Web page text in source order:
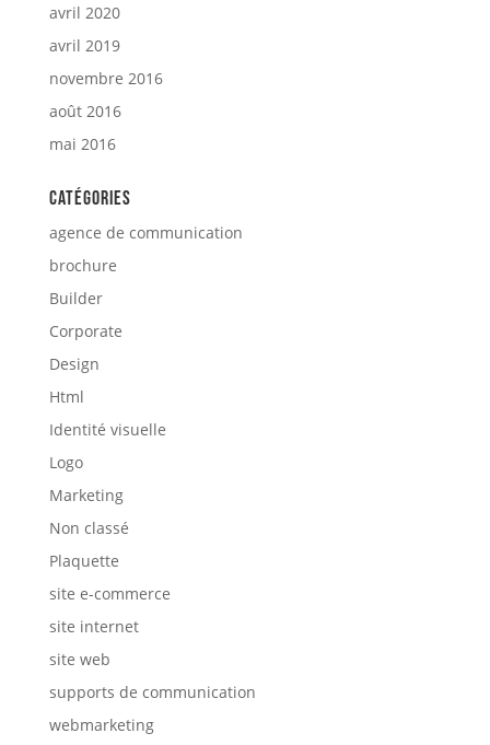
avril 2020
avril 2019
novembre 2016
août 2016
mai 2016
Catégories
agence de communication
brochure
Builder
Corporate
Design
Html
Identité visuelle
Logo
Marketing
Non classé
Plaquette
site e-commerce
site internet
site web
supports de communication
webmarketing